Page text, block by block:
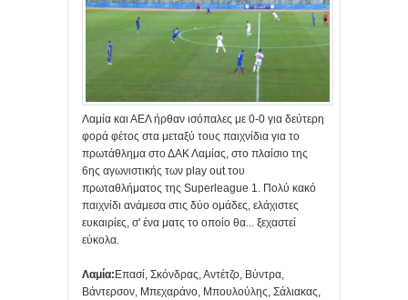
Λαμία και ΑΕΛ ήρθαν ισόπαλες με 0-0 για δεύτερη
φορά φέτος στα μεταξύ τους παιχνίδια για το
πρωτάθλημα στο ΔΑΚ Λαμίας, στο πλαίσιο της
6ης αγωνιστικής των play out του
πρωταθλήματος της Superleague 1. Πολύ κακό
παιχνίδι ανάμεσα στις δύο ομάδες, ελάχιστες
ευκαιρίες, σ' ένα ματς το οποίο θα... ξεχαστεί
εύκολα.
Λαμία: Επασί, Σκόνδρας, Αντέτζο, Βύντρα,
Βάντερσον, Μπεχαράνο, Μπουλούλης, Σάλιακας,